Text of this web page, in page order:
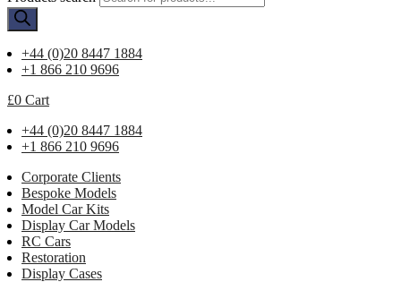
+44 (0)20 8447 1884
+1 866 210 9696
£0 Cart
+44 (0)20 8447 1884
+1 866 210 9696
Corporate Clients
Bespoke Models
Model Car Kits
Display Car Models
RC Cars
Restoration
Display Cases